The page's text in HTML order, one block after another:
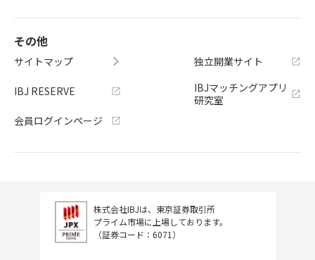
その他
サイトマップ
IBJ RESERVE
会員ログインページ
独立開業サイト
IBJマッチングアプリ
研究室
株式会社IBJは、東京証券取引所
プライム市場に上場しております。
（証券コード：6071）